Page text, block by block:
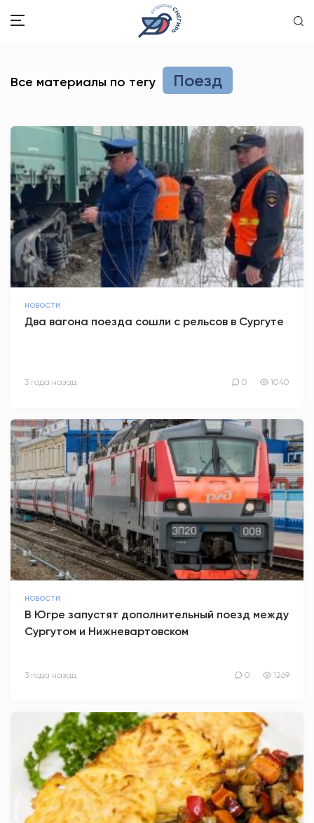
ЗДОРОВЬЕ
ОБРАЗОВАНИЕ
ПСИХОЛОГИЯ
КУЛЬТУРА
СПОРТ
ВОПРОС-ОТВЕТ
82,17 94,84
Вход / Регистрация
Все материалы по тегу Поезд
НОВОСТИ
Два вагона поезда сошли с рельсов в Сургуте
3 года назад 0 1040
НОВОСТИ
В Югре запустят дополнительный поезд между
Сургутом и Нижневартовском
3 года назад 0 1269